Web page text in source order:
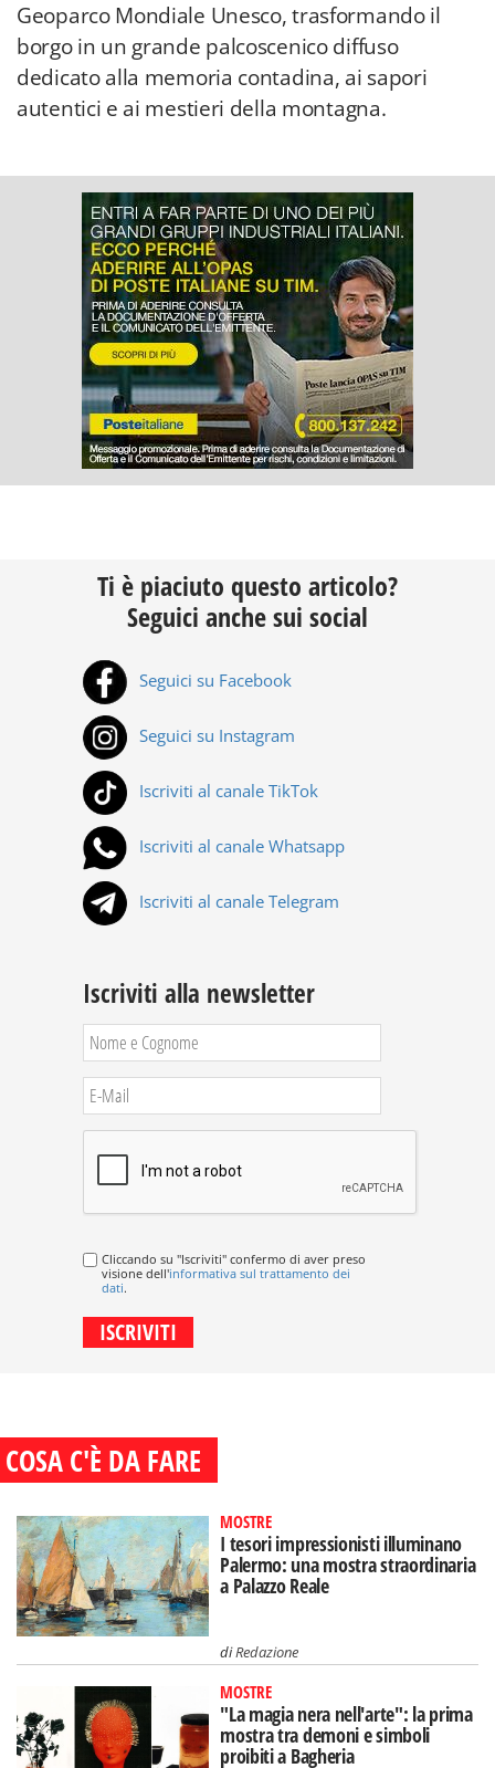
Geoparco Mondiale Unesco, trasformando il
borgo in un grande palcoscenico diffuso
dedicato alla memoria contadina, ai sapori
autentici e ai mestieri della montagna.
Ti è piaciuto questo articolo?
Seguici anche sui social
Seguici su Facebook
Seguici su Instagram
Iscriviti al canale TikTok
Iscriviti al canale Whatsapp
Iscriviti al canale Telegram
Iscriviti alla newsletter
Cliccando su "Iscriviti" confermo di aver preso
visione dell'informativa sul trattamento dei
dati.
COSA C'È DA FARE
MOSTRE
I tesori impressionisti illuminano
Palermo: una mostra straordinaria
a Palazzo Reale
diRedazione
MOSTRE
"La magia nera nell'arte": la prima
mostra tra demoni e simboli
proibiti a Bagheria